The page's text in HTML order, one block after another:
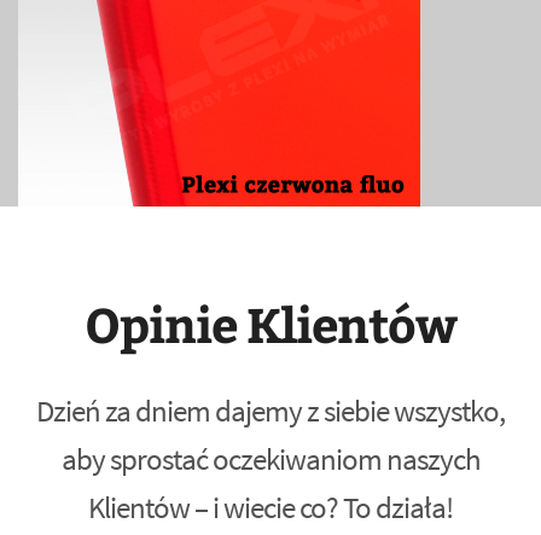
Opinie Klientów
Dzień za dniem dajemy z siebie wszystko,
aby sprostać oczekiwaniom naszych
Klientów – i wiecie co? To działa!